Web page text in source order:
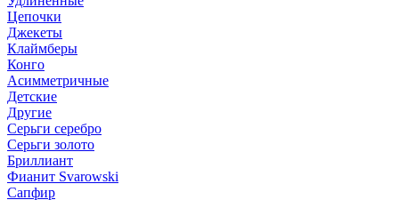
Цепочки
Джекеты
Клаймберы
Конго
Асимметричные
Детские
Другие
Серьги серебро
Серьги золото
Бриллиант
Фианит Svarowski
Сапфир